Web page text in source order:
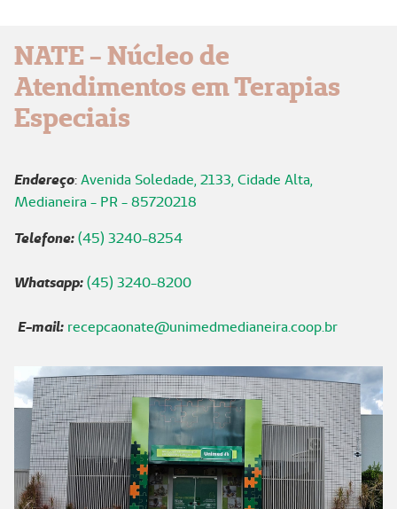
NATE - Núcleo de
Atendimentos em Terapias
Especiais
Endereço:Avenida Soledade, 2133, Cidade Alta,
Medianeira - PR - 85720218
Telefone:(45) 3240-8254
Whatsapp:(45) 3240-8200
E-mail: recepcaonate@unimedmedianeira.coop.br